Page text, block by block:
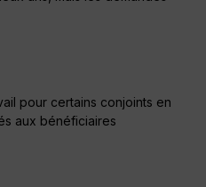
pour certains conjoints en
aux bénéficiaires